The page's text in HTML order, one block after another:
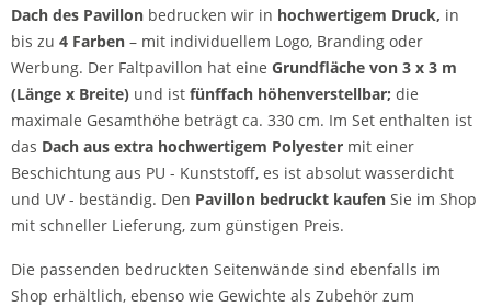
Dach des Pavillon bedrucken wir in hochwertigem Druck, in
bis zu 4 Farben – mit individuellem Logo, Branding oder
Werbung. Der Faltpavillon hat eine Grundfläche von 3 x 3 m
(Länge x Breite) und ist fünffach höhenverstellbar; die
maximale Gesamthöhe beträgt ca. 330 cm. Im Set enthalten ist
das Dach aus extra hochwertigem Polyester mit einer
Beschichtung aus PU - Kunststoff, es ist absolut wasserdicht
und UV - beständig. Den Pavillon bedruckt kaufen Sie im Shop
mit schneller Lieferung, zum günstigen Preis.
Die passenden bedruckten Seitenwände sind ebenfalls im
Shop erhältlich, ebenso wie Gewichte als Zubehör zum